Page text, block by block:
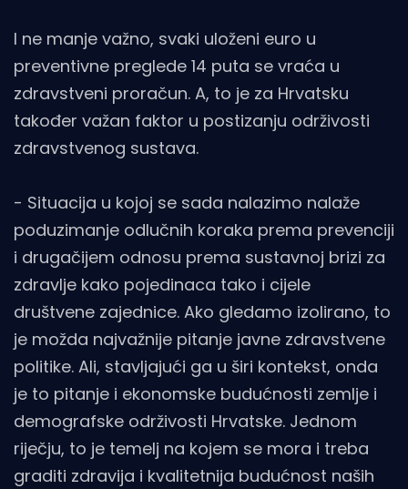
I ne manje važno, svaki uloženi euro u
preventivne preglede 14 puta se vraća u
zdravstveni proračun. A, to je za Hrvatsku
također važan faktor u postizanju održivosti
zdravstvenog sustava.
- Situacija u kojoj se sada nalazimo nalaže
poduzimanje odlučnih koraka prema prevenciji
i drugačijem odnosu prema sustavnoj brizi za
zdravlje kako pojedinaca tako i cijele
društvene zajednice. Ako gledamo izolirano, to
je možda najvažnije pitanje javne zdravstvene
politike. Ali, stavljajući ga u širi kontekst, onda
je to pitanje i ekonomske budućnosti zemlje i
demografske održivosti Hrvatske. Jednom
riječju, to je temelj na kojem se mora i treba
graditi zdravija i kvalitetnija budućnost naših